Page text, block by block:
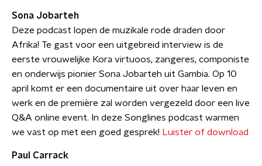
Sona Jobarteh
Deze podcast lopen de muzikale rode draden door
Afrika! Te gast voor een uitgebreid interview is de
eerste vrouwelijke Kora virtuoos, zangeres, componiste
en onderwijs pionier Sona Jobarteh uit Gambia. Op 10
april komt er een documentaire uit over haar leven en
werk en de première zal worden vergezeld door een live
Q&A online event. In deze Songlines podcast warmen
we vast op met een goed gesprek! Luister of download
Paul Carrack